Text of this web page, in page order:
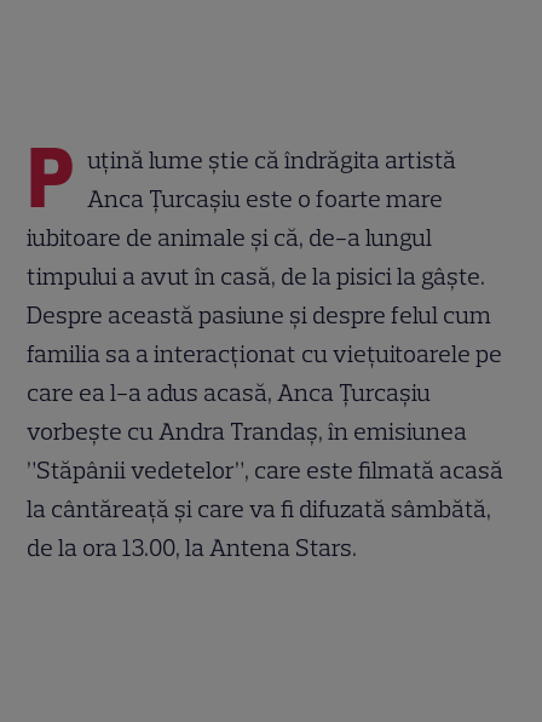
P uțină lume știe că îndrăgita artistă
Anca Țurcașiu este o foarte mare
iubitoare de animale și că, de-a lungul
timpului a avut în casă, de la pisici la gâște.
Despre această pasiune și despre felul cum
familia sa a interacționat cu viețuitoarele pe
care ea l-a adus acasă, Anca Țurcașiu
vorbește cu Andra Trandaș, în emisiunea
”Stăpânii vedetelor”, care este filmată acasă
la cântăreață și care va fi difuzată sâmbătă,
de la ora 13.00, la Antena Stars.